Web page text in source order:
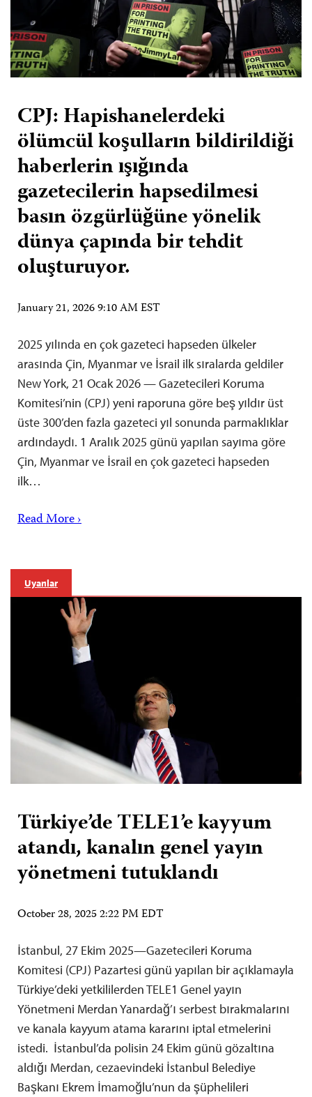
CPJ: Hapishanelerdeki
ölümcül koşulların bildirildiği
haberlerin ışığında
gazetecilerin hapsedilmesi
basın özgürlüğüne yönelik
dünya çapında bir tehdit
oluşturuyor.
January 21, 2026 9:10 AM EST
2025 yılında en çok gazeteci hapseden ülkeler
arasında Çin, Myanmar ve İsrail ilk sıralarda geldiler
New York, 21 Ocak 2026 — Gazetecileri Koruma
Komitesi’nin (CPJ) yeni raporuna göre beş yıldır üst
üste 300’den fazla gazeteci yıl sonunda parmaklıklar
ardındaydı. 1 Aralık 2025 günü yapılan sayıma göre
Çin, Myanmar ve İsrail en çok gazeteci hapseden
ilk…
Read More ›
Uyarılar
Türkiye’de TELE1’e kayyum
atandı, kanalın genel yayın
yönetmeni tutuklandı
October 28, 2025 2:22 PM EDT
İstanbul, 27 Ekim 2025—Gazetecileri Koruma
Komitesi (CPJ) Pazartesi günü yapılan bir açıklamayla
Türkiye’deki yetkililerden TELE1 Genel yayın
Yönetmeni Merdan Yanardağ’ı serbest bırakmalarını
ve kanala kayyum atama kararını iptal etmelerini
istedi. İstanbul’da polisin 24 Ekim günü gözaltına
aldığı Merdan, cezaevindeki İstanbul Belediye
Başkanı Ekrem İmamoğlu’nun da şüphelileri